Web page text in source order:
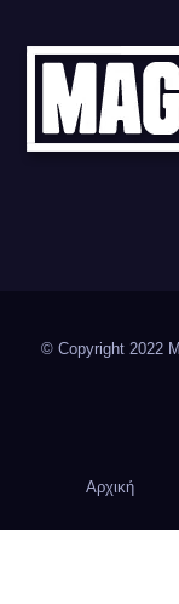
Ειδήσεις και νέα
© Copyright 2022
Αρχική